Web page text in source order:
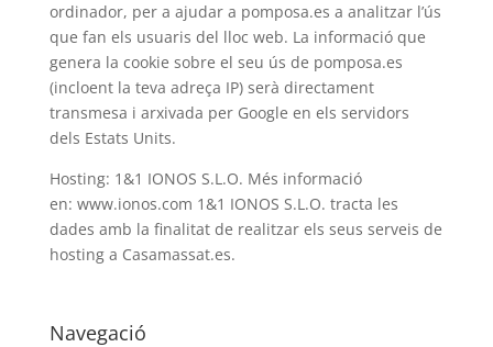
ordinador, per a ajudar a pomposa.es a analitzar l’ús
que fan els usuaris del lloc web. La informació que
genera la cookie sobre el seu ús de pomposa.es
(incloent la teva adreça IP) serà directament
transmesa i arxivada per Google en els servidors
dels Estats Units.
Hosting: 1&1 IONOS S.L.O. Més informació
en: www.ionos.com 1&1 IONOS S.L.O. tracta les
dades amb la finalitat de realitzar els seus serveis de
hosting a Casamassat.es.
Navegació